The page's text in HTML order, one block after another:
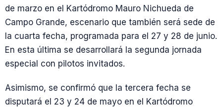
de marzo en el Kartódromo Mauro Nichueda de
Campo Grande, escenario que también será sede de
la cuarta fecha, programada para el 27 y 28 de junio.
En esta última se desarrollará la segunda jornada
especial con pilotos invitados.
Asimismo, se confirmó que la tercera fecha se
disputará el 23 y 24 de mayo en el Kartódromo